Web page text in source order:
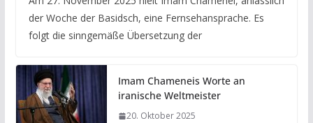
der Woche der Basidsch, eine Fernsehansprache. Es
folgt die sinngemäße Übersetzung der
Imam Chameneis Worte an
iranische Weltmeister
20. Oktober 2025